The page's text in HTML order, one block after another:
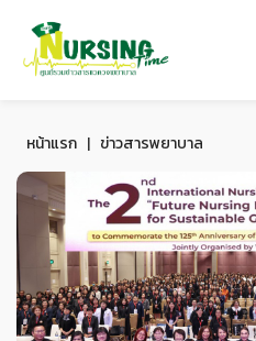
หน้าแรก | ข่าวสารพยาบาล